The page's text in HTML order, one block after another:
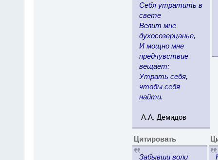
Себя утратить в
свете
Велит мне
духосозерцанье,
И мощно мне
предчувствие
вещает:
Утрать себя,
чтобы себя
найти.
А.А. Демидов
Цитировать
Забывши воли